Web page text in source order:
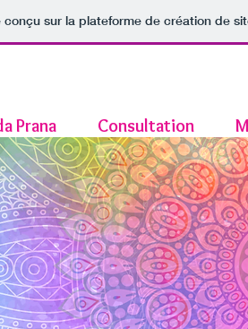
conçu sur la plateforme de création de
Prana Consultation